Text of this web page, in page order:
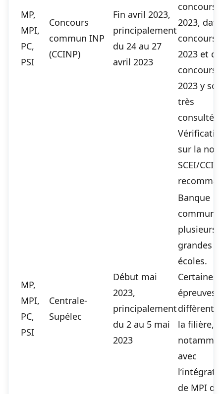
MP,
MPI,
PC,
PSI
Concours
commun INP
(CCINP)
Fin avril 2023,
principalement
du 24 au 27
avril 2023
concours
2023,
concours
2023 et
concours
2023 y
très
sur la
SCEI/
MP,
MPI,
PC,
PSI
Centrale-
Supélec
Début mai
2023,
principalement
du 2 au 5 mai
2023
Banque
plusieurs
grandes
écoles.
Certaines
épreuves
diffèrent
la filière,
avec
de MPI